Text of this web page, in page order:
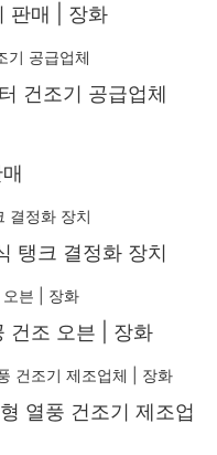
판매 | 장화
건조기 공급업체
탱크 결정화 장치
건조 오븐 | 장화
열풍 건조기 제조업